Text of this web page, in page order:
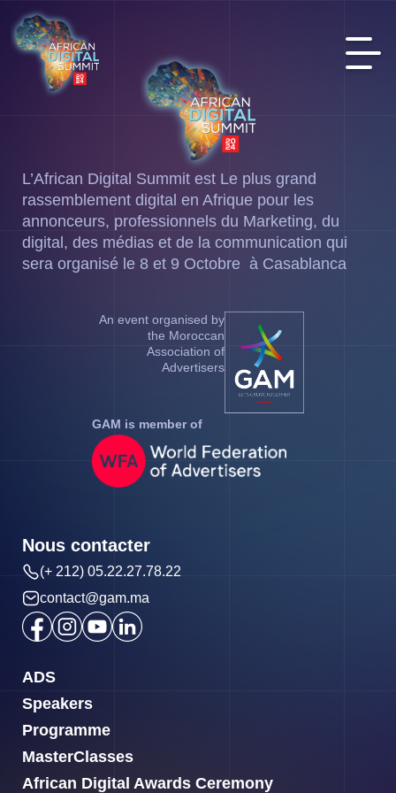
L’African Digital Summit est Le plus grand
rassemblement digital en Afrique pour les
annonceurs, professionnels du Marketing, du
digital, des médias et de la communication qui
sera organisé le 8 et 9 Octobre à Casablanca
An event organised by
the Moroccan
Association of
Advertisers
GAM is member of
ADS
Speakers
Programme
MasterClasses
African Digital Awards Ceremony
Nous contacter
(+ 212) 05.22.27.78.22
contact@gam.ma